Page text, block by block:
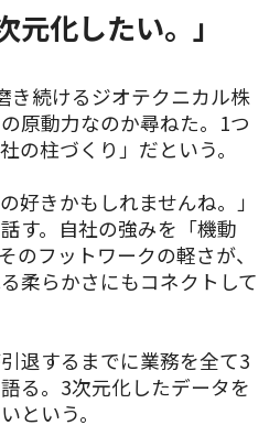
元化したい。」
き続けるジオテクニカル株
原動力なのか尋ねた。1つ
の柱づくり」だという。
好きかもしれませんね。」
す。自社の強みを「機動
のフットワークの軽さが、
柔らかさにもコネクトして
退するまでに業務を全て3
る。3次元化したデータを
という。